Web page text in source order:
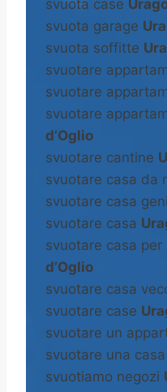
svuota case
svuota garage
svuota soffitte
svuotare
svuotare
svuotare
d’Oglio
svuotare cantine
svuotare casa da
svuotare casa
svuotare casa
svuotare casa
d’Oglio
svuotare casa
svuotare case
svuotare un
svuotare una casa
svuotiamo negozi